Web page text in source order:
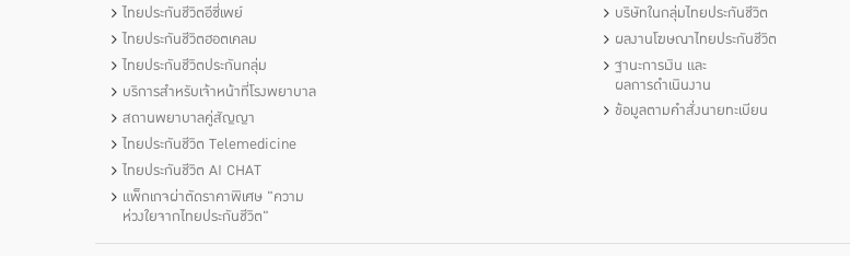
ไทยประกันชีวิตอีซี่เพย์
ไทยประกันชีวิตฮอตเคลม
ไทยประกันชีวิตประกันกลุ่ม
บริการสำหรับเจ้าหน้าที่โรงพยาบาล
สถานพยาบาลคู่สัญญา
ไทยประกันชีวิต Telemedicine
ไทยประกันชีวิต AI CHAT
แพ็กเกจผ่าตัดราคาพิเศษ "ความ
ห่วงใยจากไทยประกันชีวิต"
บริษัทในกลุ่มไทยประกันชีวิต
ผลงานโฆษณาไทยประกันชีวิต
ฐานะการเงิน และ
ผลการดำเนินงาน
ข้อมูลตามคำสั่งนายทะเบียน